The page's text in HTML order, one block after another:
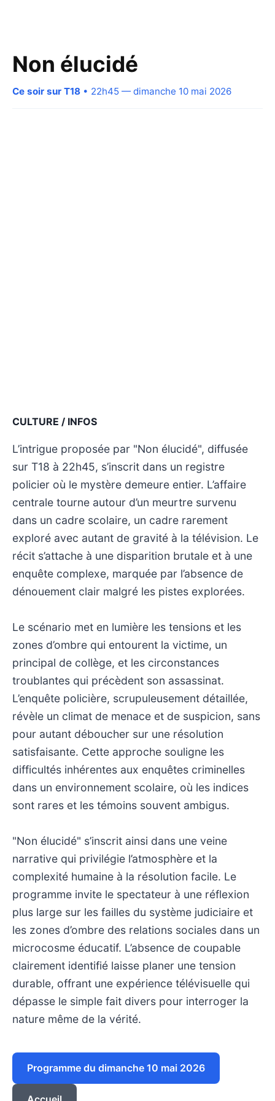
Non élucidé
Ce soir sur T18 • 22h45 — dimanche 10 mai 2026
CULTURE / INFOS
L’intrigue proposée par "Non élucidé", diffusée
sur T18 à 22h45, s’inscrit dans un registre
policier où le mystère demeure entier. L’affaire
centrale tourne autour d’un meurtre survenu
dans un cadre scolaire, un cadre rarement
exploré avec autant de gravité à la télévision. Le
récit s’attache à une disparition brutale et à une
enquête complexe, marquée par l’absence de
dénouement clair malgré les pistes explorées.
Le scénario met en lumière les tensions et les
zones d’ombre qui entourent la victime, un
principal de collège, et les circonstances
troublantes qui précèdent son assassinat.
L’enquête policière, scrupuleusement détaillée,
révèle un climat de menace et de suspicion, sans
pour autant déboucher sur une résolution
satisfaisante. Cette approche souligne les
difficultés inhérentes aux enquêtes criminelles
dans un environnement scolaire, où les indices
sont rares et les témoins souvent ambigus.
"Non élucidé" s’inscrit ainsi dans une veine
narrative qui privilégie l’atmosphère et la
complexité humaine à la résolution facile. Le
programme invite le spectateur à une réflexion
plus large sur les failles du système judiciaire et
les zones d’ombre des relations sociales dans un
microcosme éducatif. L’absence de coupable
clairement identifié laisse planer une tension
durable, offrant une expérience télévisuelle qui
dépasse le simple fait divers pour interroger la
nature même de la vérité.
Programme du dimanche 10 mai 2026